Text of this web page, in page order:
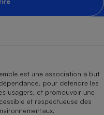
est une association à but
pour défendre les
usagers, et promouvoir une
et respectueuse des